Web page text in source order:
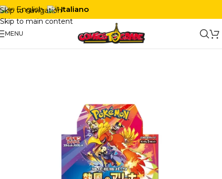
Skip to navigation
Skip to main content
English Italiano
MENU